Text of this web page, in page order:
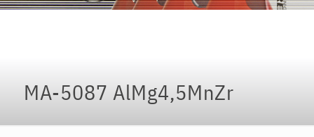
MA-5087 AlMg4,5MnZr